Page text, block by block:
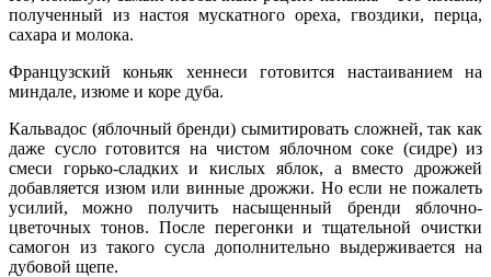
полученный из настоя мускатного ореха, гвоздики, перца,
сахара и молока.
Французский коньяк хеннеси готовится настаиванием на
миндале, изюме и коре дуба.
Кальвадос (яблочный бренди) сымитировать сложней, так как
даже сусло готовится на чистом яблочном соке (сидре) из
смеси горько-сладких и кислых яблок, а вместо дрожжей
добавляется изюм или винные дрожжи. Но если не пожалеть
усилий, можно получить насыщенный бренди яблочно-
цветочных тонов. После перегонки и тщательной очистки
самогон из такого сусла дополнительно выдерживается на
дубовой щепе.